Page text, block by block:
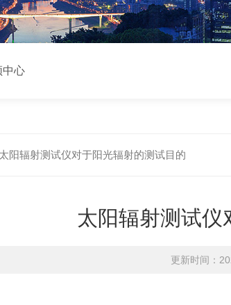
中心
太阳辐射测试仪对于阳光辐射的测试目的
太阳辐射测试
更新时间：